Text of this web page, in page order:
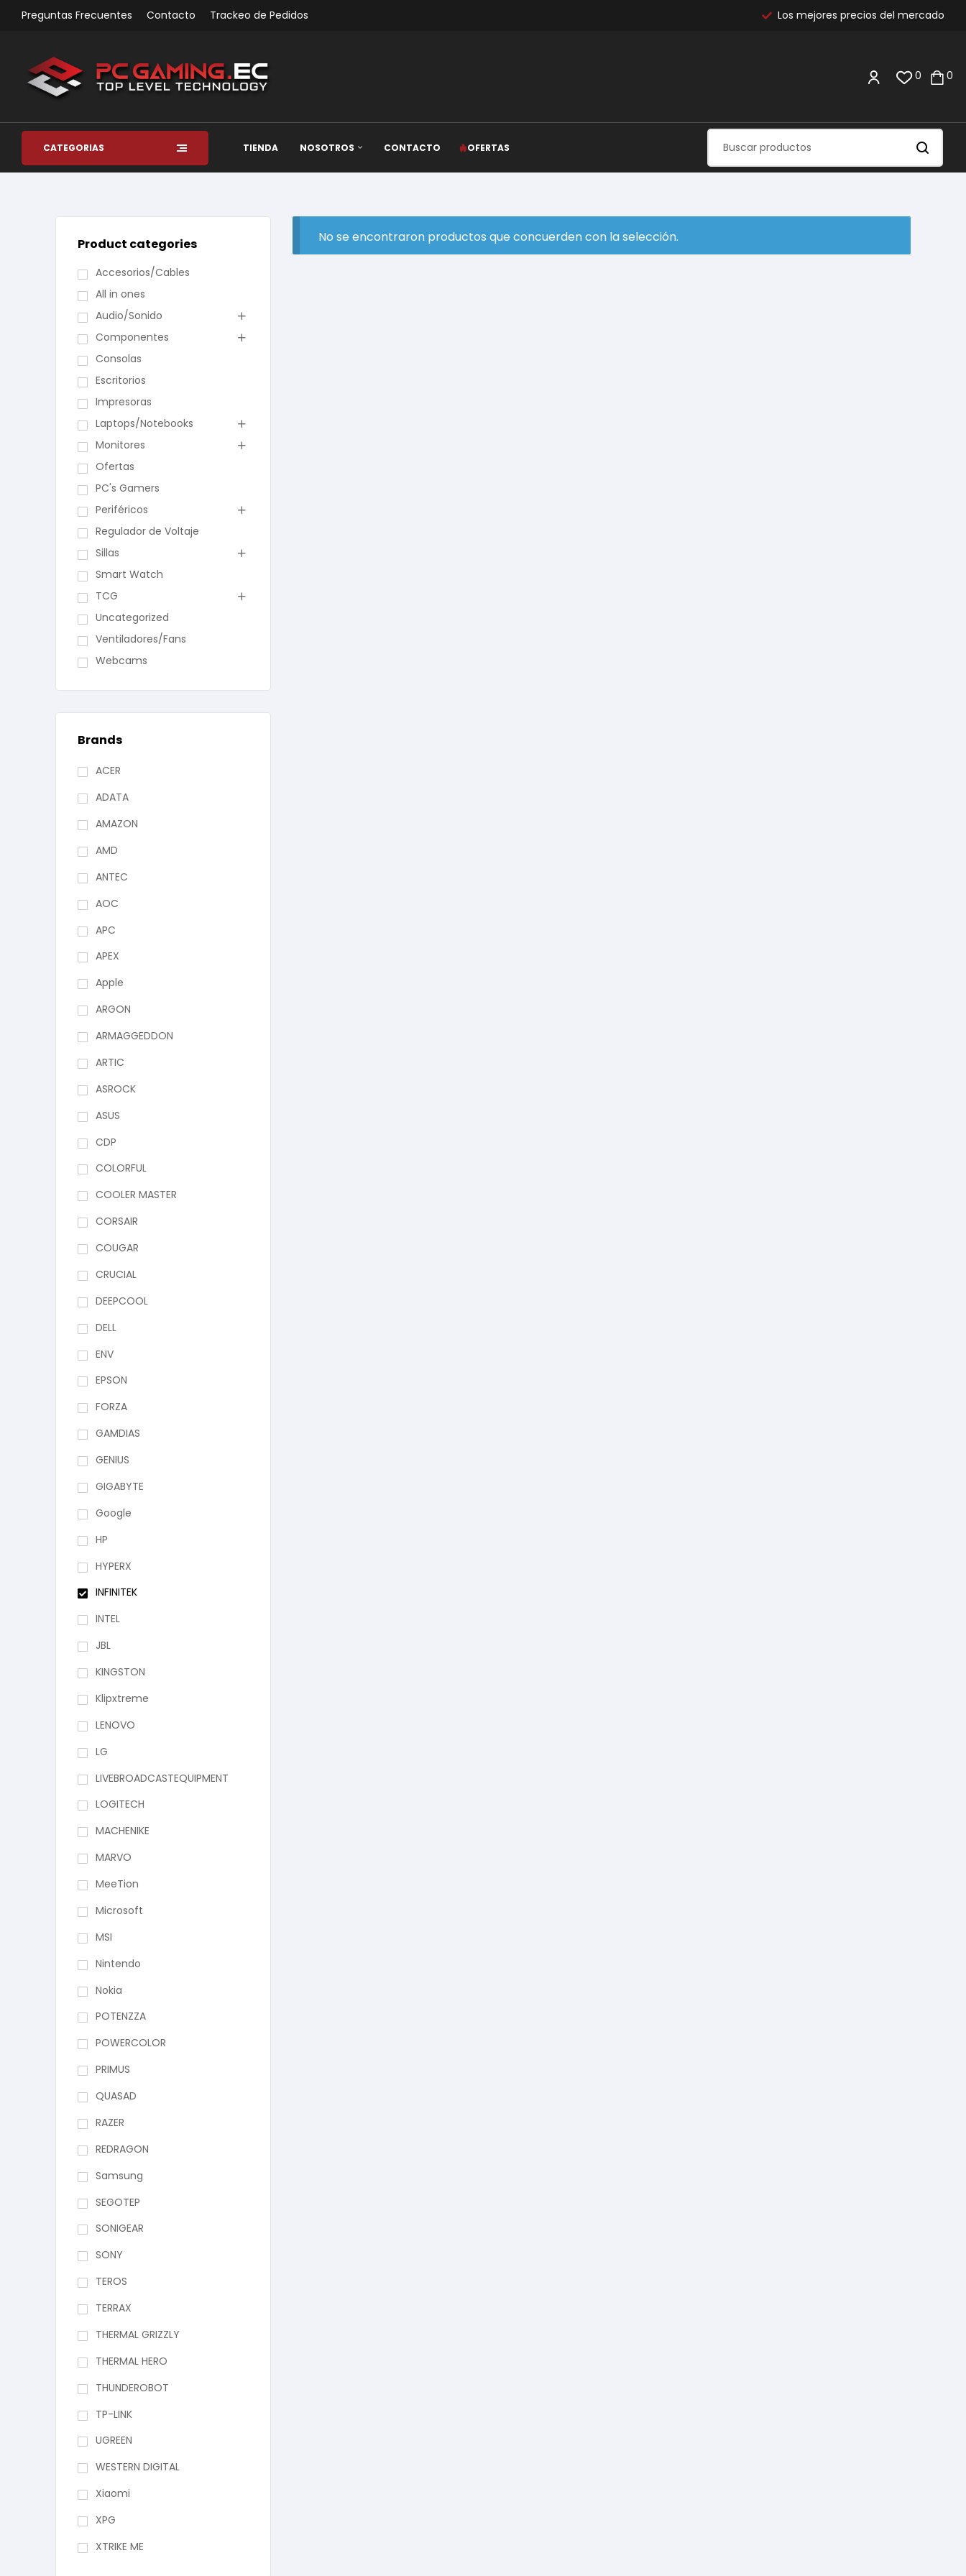
Preguntas Frecuentes Contacto Trackeo de Pedidos Los mejores precios del mercado
0 0
CATEGORÍAS TIENDA NOSOTROS CONTACTO OFERTAS
No se encontraron productos que concuerden con la selección.
Product categories
Accesorios/Cables
All in ones
Audio/Sonido
Componentes
Consolas
Escritorios
Impresoras
Laptops/Notebooks
Monitores
Ofertas
PC's Gamers
Periféricos
Regulador de Voltaje
Sillas
Smart Watch
TCG
Uncategorized
Ventiladores/Fans
Webcams
Brands
ACER
ADATA
AMAZON
AMD
ANTEC
AOC
APC
APEX
Apple
ARGON
ARMAGGEDDON
ARTIC
ASROCK
ASUS
CDP
COLORFUL
COOLER MASTER
CORSAIR
COUGAR
CRUCIAL
DEEPCOOL
DELL
ENV
EPSON
FORZA
GAMDIAS
GENIUS
GIGABYTE
Google
HP
HYPERX
INFINITEK
INTEL
JBL
KINGSTON
Klipxtreme
LENOVO
LG
LIVEBROADCASTEQUIPMENT
LOGITECH
MACHENIKE
MARVO
MeeTion
Microsoft
MSI
Nintendo
Nokia
POTENZZA
POWERCOLOR
PRIMUS
QUASAD
RAZER
REDRAGON
Samsung
SEGOTEP
SONIGEAR
SONY
TEROS
TERRAX
THERMAL GRIZZLY
THERMAL HERO
THUNDEROBOT
TP-LINK
UGREEN
WESTERN DIGITAL
Xiaomi
XPG
XTRIKE ME